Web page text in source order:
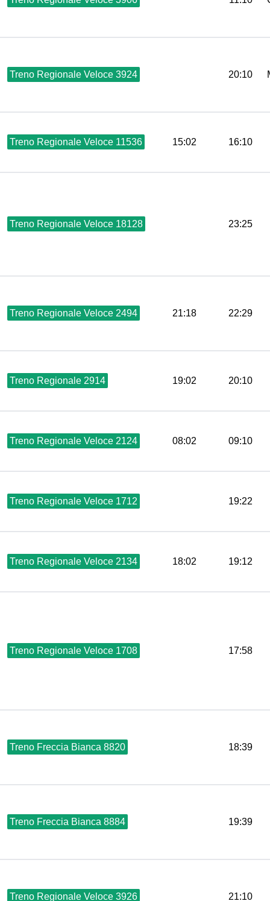
Treno Regionale Veloce 3924 20:10
Treno Regionale Veloce 11536 15:02 16:10
Treno Regionale Veloce 18128 23:25
Treno Regionale Veloce 2494 21:18 22:29
Treno Regionale 2914 19:02 20:10
Treno Regionale Veloce 2124 08:02 09:10
Treno Regionale Veloce 1712 19:22
Treno Regionale Veloce 2134 18:02 19:12
Treno Regionale Veloce 1708 17:58
Treno Freccia Bianca 8820 18:39
Treno Freccia Bianca 8884 19:39
Treno Regionale Veloce 3926 21:10